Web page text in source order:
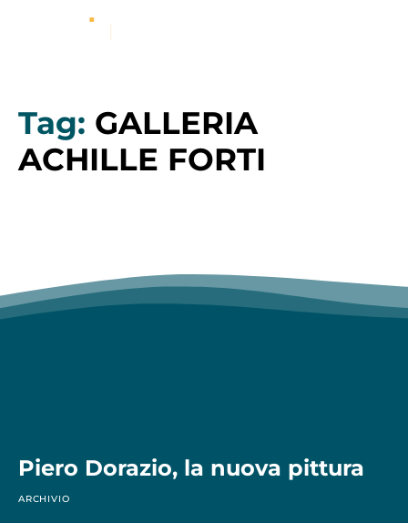
Tag: GALLERIA
ACHILLE FORTI
Piero Dorazio, la nuova pittura
ARCHIVIO